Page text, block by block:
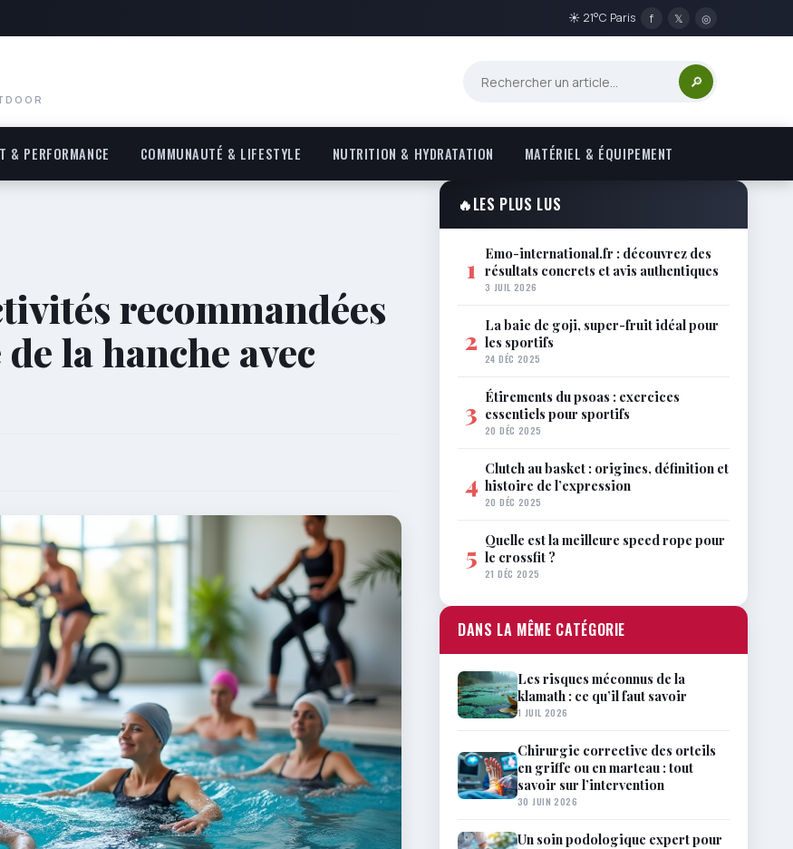
☀ 21°C Paris f 𝕏 ◎
🔎
& PERFORMANCE COMMUNAUTÉ & LIFESTYLE NUTRITION & HYDRATATION MATÉRIEL & ÉQUIPEMENT
recommandées
la hanche avec
🔥LES PLUS LUS
1 Emo-international.fr : découvrez des
résultats concrets et avis authentiques
3 JUIL 2026
2 La baie de goji, super-fruit idéal pour
les sportifs
24 DÉC 2025
3 Étirements du psoas : exercices
essentiels pour sportifs
20 DÉC 2025
4 Clutch au basket : origines, définition et
histoire de l’expression
20 DÉC 2025
5 Quelle est la meilleure speed rope pour
le crossfit ?
21 DÉC 2025
DANS LA MÊME CATÉGORIE
Les risques méconnus de la
klamath : ce qu’il faut savoir
1 JUIL 2026
Chirurgie corrective des orteils
en griffe ou en marteau : tout
savoir sur l’intervention
30 JUIN 2026
Un soin podologique expert pour